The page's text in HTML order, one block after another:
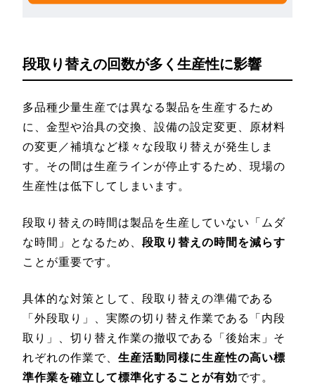
段取り替えの回数が多く生産性に影響
多品種少量生産では異なる製品を生産するため
に、金型や治具の交換、設備の設定変更、原材料
の変更／補填など様々な段取り替えが発生しま
す。その間は生産ラインが停止するため、現場の
生産性は低下してしまいます。
段取り替えの時間は製品を生産していない「ムダ
な時間」となるため、 段取り替えの時間を減らす
ことが重要です。
具体的な対策として、段取り替えの準備である
「外段取り」、実際の切り替え作業である「内段
取り」、切り替え作業の撤収である「後始末」そ
れぞれの作業で、 生産活動同様に生産性の高い標
準作業を確立して標準化することが有効です。